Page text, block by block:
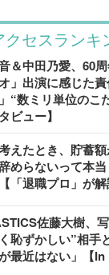
クセスランキ
＆中田乃愛、60
」出演に感じた
“数ミリ単位のこ
ビュー】
えたとき、貯蓄
めらないって本
「退職プロ」が解
佐藤大樹、
恥ずかしい”相手
最近はない」【In